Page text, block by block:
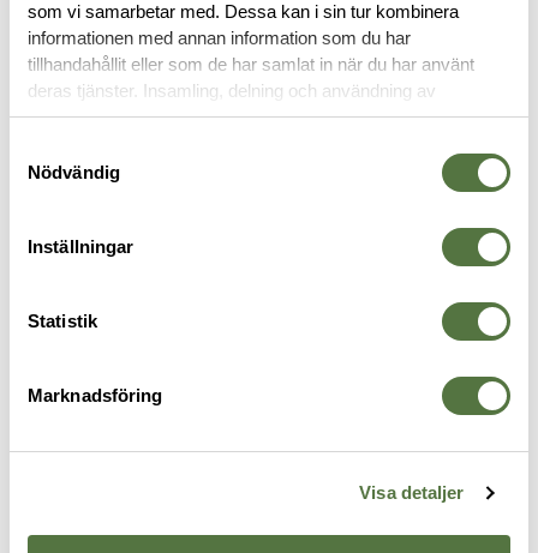
som vi samarbetar med. Dessa kan i sin tur kombinera
informationen med annan information som du har
tillhandahållit eller som de har samlat in när du har använt
deras tjänster. Insamling, delning och användning av
personuppgifter kan användas för personalisering av
Nödvändig
Inställningar
Statistik
Marknadsföring
Visa detaljer
MAGASINFICKOR
SGL Mag Pouch MCL anfibia
225 kr
HW Ten Speed Double Pistol
645 kr